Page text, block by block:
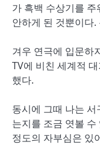
가 흑백 수상기를
안하게 된 것뿐이다
겨우 연극에 입문하
TV에 비친 세계적
했다.
동시에 그때 나는 서
는지를 조금 엿볼
정도의 자부심은 있